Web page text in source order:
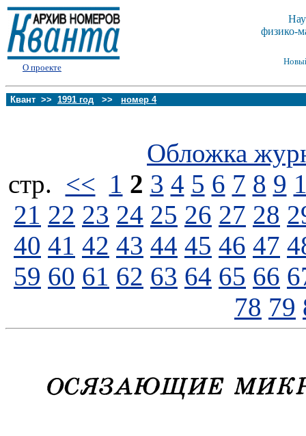
О проекте
физико-
Квант >> 1991 год >> номер 4
Обложка
стp. << 1 2 3 4 5 6 7 8 9
21 22 23 24 25 26 27 28
40 41 42 43 44 45 46 47
59 60 61 62 63 64 65 66
78 79